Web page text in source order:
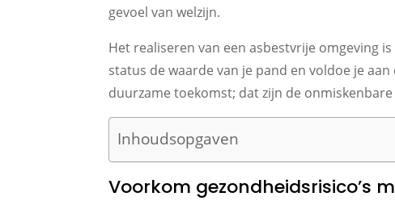
gevoel van welzijn.
Het realiseren van een asbestvrije omgeving
status de waarde van je pand en voldoe je
duurzame toekomst; dat zijn de
Inhoudsopgaven
Voorkom gezondheidsrisico’s